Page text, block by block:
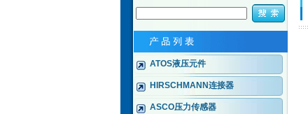
ATOS液压元件
HIRSCHMANN连接器
ASCO压力传感器